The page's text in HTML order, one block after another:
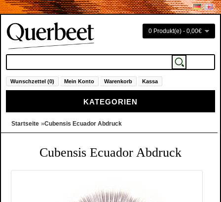
0 Produkt(e) - 0,00€
Wunschzettel (0) Mein Konto Warenkorb Kassa
KATEGORIEN
Startseite »Cubensis Ecuador Abdruck
Cubensis Ecuador Abdruck